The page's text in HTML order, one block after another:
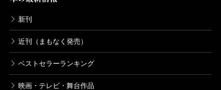
新刊
近刊（まもなく発売）
ベストセラーランキング
映画・テレビ・舞台作品